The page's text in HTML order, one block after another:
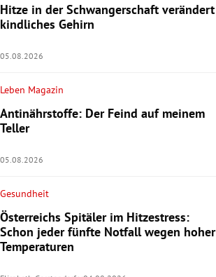
Hitze in der Schwangerschaft verändert
kindliches Gehirn
05.08.2026
Leben Magazin
Antinährstoffe: Der Feind auf meinem
Teller
05.08.2026
Gesundheit
Österreichs Spitäler im Hitzestress:
Schon jeder fünfte Notfall wegen hoher
Temperaturen